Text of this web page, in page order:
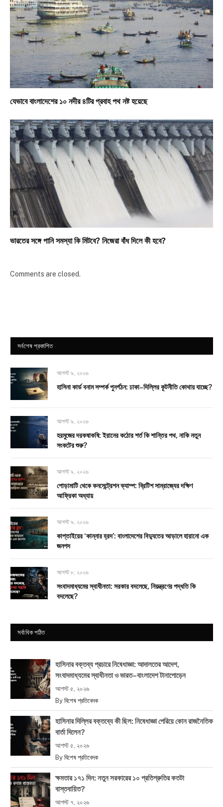
যেভাবে বাংলাদেশের ১০ নদীর ৪টির প্রবাহ পথ নষ্ট হয়েছে
ভারতের সঙ্গে পানি সমস্যা কি মিটবে? নিজেরা বাঁধ দিলে কী হবে?
Comments are closed.
সর্বশেষ প্রকাশিত
আগস্ট ৯, ২০২৬
হাসিনা কার্ড বনাম সম্পর্ক পুনর্গঠন: ঢাকা–দিল্লির কূটনীতি কোথায় যাচ্ছে?
আগস্ট ৯, ২০২৬
হরমুজের দরকষাকষি: ইরানের কঠোর শর্ত কি শান্তির পথ, নাকি নতুন
সংকটের শুরু?
আগস্ট ৯, ২০২৬
পোড়ামাটি থেকে কনসেন্ট্রেশন ক্যাম্প: ব্রিটিশ সাম্রাজ্যের দক্ষিণ
আফ্রিকা অধ্যায়
আগস্ট ৯, ২০২৬
কাপ্তাইয়ের ‘কান্নার হ্রদ’: বাংলাদেশের বিদ্যুতের আড়ালে হারানো এক
জনপদ
আগস্ট ৮, ২০২৬
সংবাদমাধ্যমের স্বাধীনতা: সরকার বদলেছে, নিয়ন্ত্রণের পদ্ধতি কি
বদলেছে?
সর্বাধিক পঠিত
হাসিনার বক্তব্য প্রচারে নিষেধাজ্ঞা: আদালতের আদেশ,
সংবাদমাধ্যমের স্বাধীনতা ও ভারত–বাংলাদেশ টানাপোড়েন
আগস্ট ৫, ২০২৬
By বিশেষ প্রতিবেদক
হাসিনার দিল্লির বক্তব্যে কী ছিল: নিষেধাজ্ঞা পেরিয়ে কোন রাজনৈতিক
বার্তা দিলেন?
আগস্ট ৫, ২০২৬
By বিশেষ প্রতিবেদক
ক্ষমতার ১৭১ দিন: নতুন সরকারের ১০ প্রতিশ্রুতির কতটা
বাস্তবায়িত?
আগস্ট ৭, ২০২৬